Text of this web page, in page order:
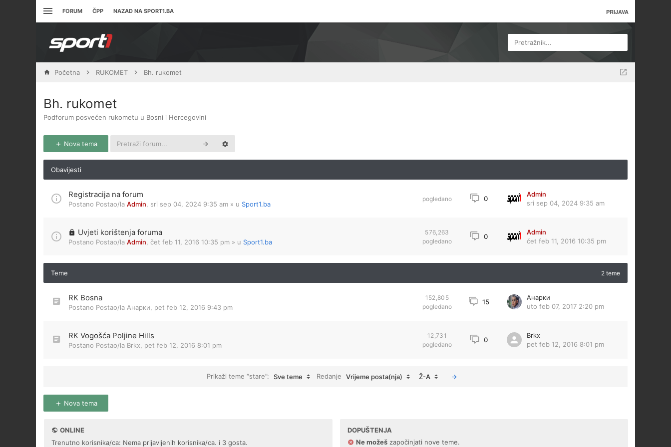
FORUM ČPP NAZAD NA SPORT1.BA PRIJAVA
Pretražnik...
Početna RUKOMET Bh. rukomet
Bh. rukomet
Podforum posvećen rukometu u Bosni i Hercegovini
Nova tema
Obavijesti
Registracija na forum
Postano Postao/la Admin sri sep 04, 2024 9:35 am » u Sport1.ba
pogledano 0
Admin
sri sep 04, 2024 9:35 am
Uvjeti korištenja foruma
Postano Postao/la Admin čet feb 11, 2016 10:35 pm » u Sport1.ba
576,263
pogledano
0
Admin
čet feb 11, 2016 10:35 pm
Teme 2 teme
RK Bosna
Postano Postao/la Анарки pet feb 12, 2016 9:43 pm
152,805
pogledano
15
Анарки
uto feb 07, 2017 2:20 pm
RK Vogošća Poljine Hills
Postano Postao/la Brkx pet feb 12, 2016 8:01 pm
12,731
pogledano
0
Brkx
pet feb 12, 2016 8:01 pm
Prikaži teme “stare”: Sve teme Redanje Vrijeme posta(nja) Ž-A
Nova tema
ONLINE
Trenutno korisnika/ca: Nema prijavljenih korisnika/ca. i 3 gosta.
DOPUŠTENJA
Ne možešzapočinjati nove teme.